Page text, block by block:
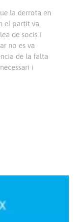
la derrota en
el partit va
de socis i
no es va
de la falta
i